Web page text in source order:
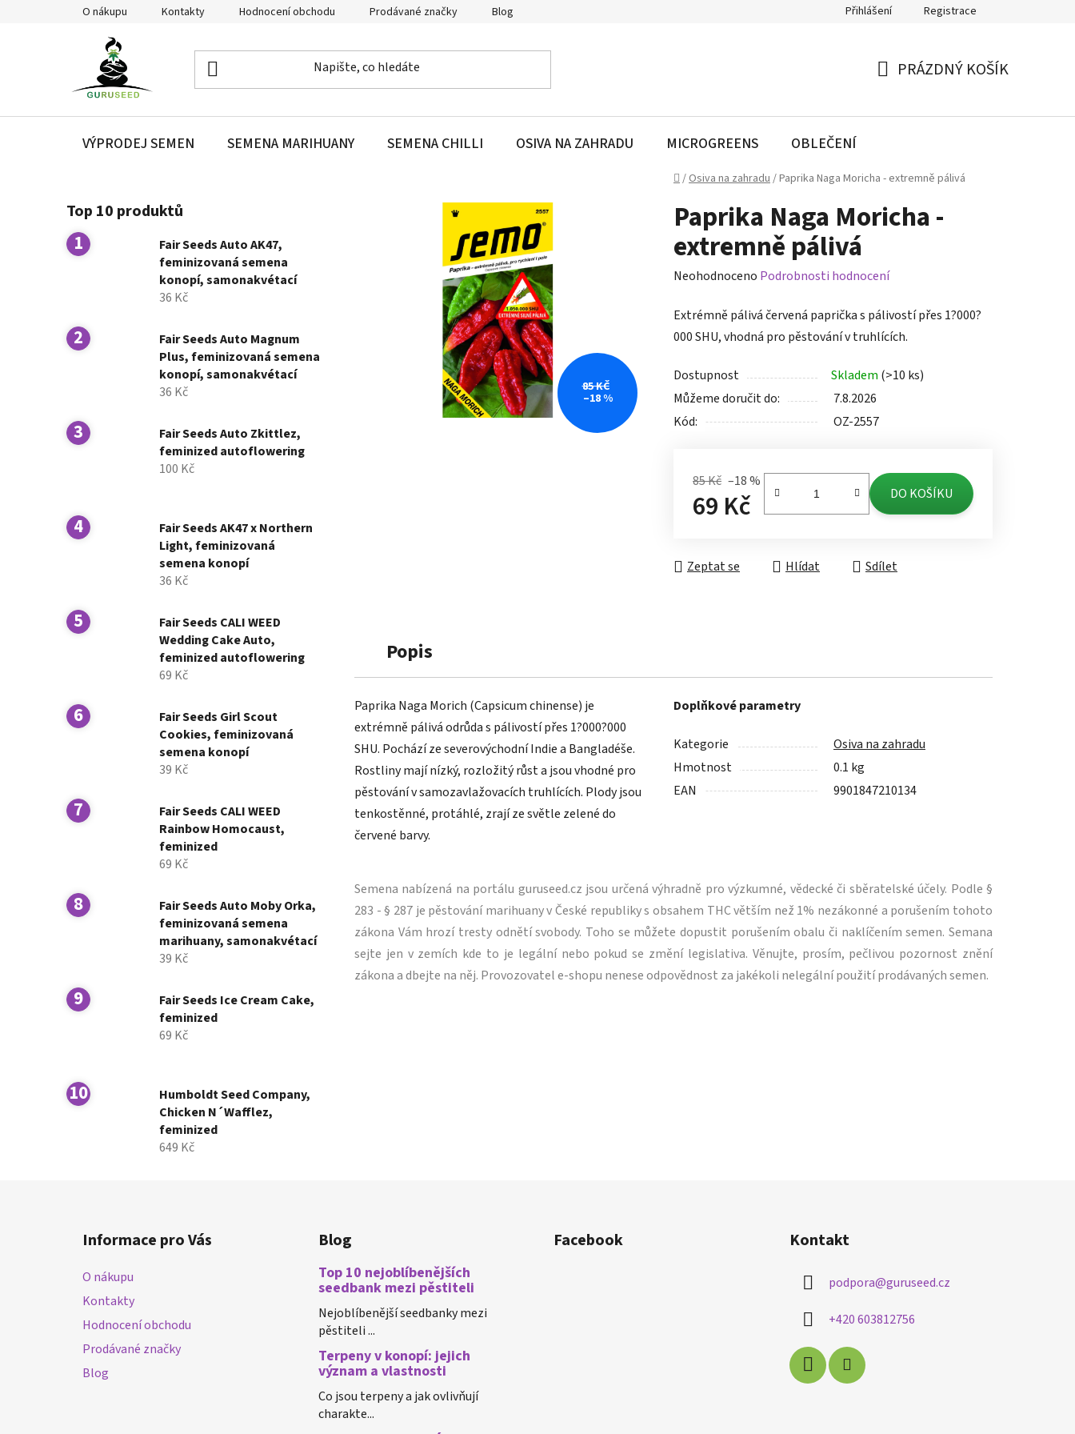
O nákupu Kontakty Hodnocení obchodu Prodávané značky Blog Přihlášení Registrace
PRÁZDNÝ KOŠÍK
VÝPRODEJ SEMEN SEMENA MARIHUANY SEMENA CHILLI OSIVA NA ZAHRADU MICROGREENS OBLEČENÍ
Domů
/Osiva na zahradu/Paprika Naga Moricha - extremně pálivá
o
s
t
n
n
n
e
Top 10 produktů
Fair Seeds Auto AK47,
feminizovaná semena
konopí, samonakvétací
36 Kč
Fair Seeds Auto Magnum
Plus, feminizovaná semena
konopí, samonakvétací
36 Kč
Fair Seeds Auto Zkittlez,
feminized autoflowering
100 Kč
Fair Seeds AK47 x Northern
Light, feminizovaná
semena konopí
36 Kč
Fair Seeds CALI WEED
Wedding Cake Auto,
feminized autoflowering
69 Kč
Fair Seeds Girl Scout
Cookies, feminizovaná
semena konopí
39 Kč
Fair Seeds CALI WEED
Rainbow Homocaust,
feminized
69 Kč
Fair Seeds Auto Moby Orka,
feminizovaná semena
marihuany, samonakvétací
39 Kč
Fair Seeds Ice Cream Cake,
feminized
69 Kč
Humboldt Seed Company,
Chicken N´Wafflez,
feminized
649 Kč
Paprika Naga Moricha -
extremně pálivá
Průměrné
produktu
je
z
5
hvězdiček.
Neohodnoceno Podrobnosti hodnocení
Extrémně pálivá červená paprička s pálivostí přes 1?000?
000 SHU, vhodná pro pěstování v truhlících.
Dostupnost Skladem (>10 ks)
Můžeme doručit do:
7.8.2026
Kód:
OZ-2557
85 Kč –18 %
69 Kč DO KOŠÍKU
Zeptat se Hlídat Sdílet
85 KČ
–18 %
Popis
Paprika Naga Morich (Capsicum chinense) je
extrémně pálivá odrůda s pálivostí přes 1?000?000
SHU. Pochází ze severovýchodní Indie a Bangladéše.
Rostliny mají nízký, rozložitý růst a jsou vhodné pro
pěstování v samozavlažovacích truhlících. Plody jsou
tenkostěnné, protáhlé, zrají ze světle zelené do
červené barvy.
Doplňkové parametry
Kategorie
Osiva na zahradu
Hmotnost
0.1 kg
EAN
9901847210134
Semena nabízená na portálu guruseed.cz jsou určená výhradně pro výzkumné, vědecké či sběratelské účely. Podle §
283 - § 287 je pěstování marihuany v České republiky s obsahem THC větším než 1% nezákonné a porušením tohoto
zákona Vám hrozí tresty odnětí svobody. Toho se můžete dopustit porušením obalu či naklíčením semen. Semana
sejte jen v zemích kde to je legální nebo pokud se změní legislativa. Věnujte, prosím, pečlivou pozornost znění
zákona a dbejte na něj. Provozovatel e-shopu nenese odpovědnost za jakékoli nelegální použití prodávaných semen.
Informace pro Vás
O nákupu
Kontakty
Hodnocení obchodu
Prodávané značky
Blog
Blog
Top 10 nejoblíbenějších
seedbank mezi pěstiteli
Nejoblíbenější seedbanky mezi
pěstiteli ...
Terpeny v konopí: jejich
význam a vlastnosti
Co jsou terpeny a jak ovlivňují
charakte...
Facebook Kontakt
podpora@guruseed.cz
+420 603812756